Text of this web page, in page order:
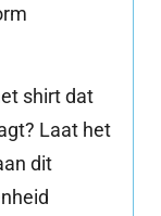
shirt dat
Laat het
dit